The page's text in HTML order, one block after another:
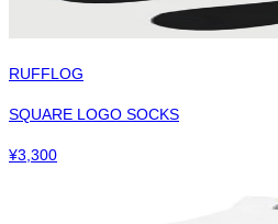
RUFFLOG
SQUARE LOGO SOCKS
¥3,300